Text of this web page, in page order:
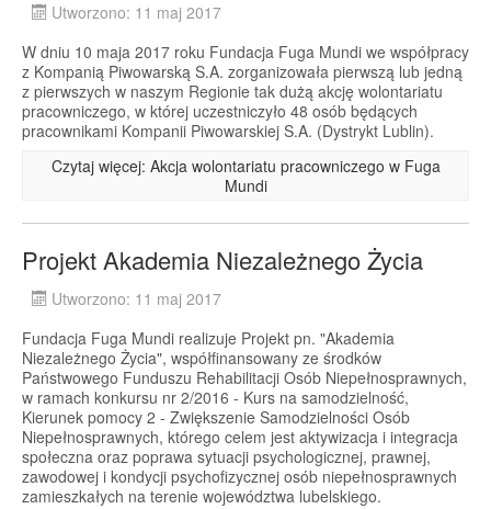
Utworzono: 11 maj 2017
W dniu 10 maja 2017 roku Fundacja Fuga Mundi we współpracy
z Kompanią Piwowarską S.A. zorganizowała pierwszą lub jedną
z pierwszych w naszym Regionie tak dużą akcję wolontariatu
pracowniczego, w której uczestniczyło 48 osób będących
pracownikami Kompanii Piwowarskiej S.A. (Dystrykt Lublin).
Czytaj więcej: Akcja wolontariatu pracowniczego w Fuga
Mundi
Projekt Akademia Niezależnego Życia
Utworzono: 11 maj 2017
Fundacja Fuga Mundi realizuje Projekt pn. "Akademia
Niezależnego Życia", współfinansowany ze środków
Państwowego Funduszu Rehabilitacji Osób Niepełnosprawnych,
w ramach konkursu nr 2/2016 - Kurs na samodzielność,
Kierunek pomocy 2 - Zwiększenie Samodzielności Osób
Niepełnosprawnych, którego celem jest aktywizacja i integracja
społeczna oraz poprawa sytuacji psychologicznej, prawnej,
zawodowej i kondycji psychofizycznej osób niepełnosprawnych
zamieszkałych na terenie województwa lubelskiego.